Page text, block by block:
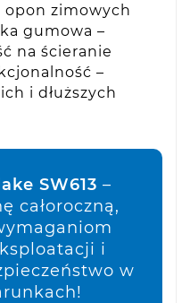
zimowych
gumowa –
na ścieranie
–
i dłuższych
SW613 –
całoroczną,
i
w